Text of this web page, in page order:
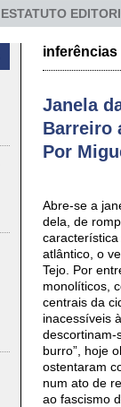
ESTATUTO
inferências
Janela
Barreiro
Por
Abre-se a
dela, de
atlântico, o
Tejo. Por
monolíticos,
centrais da
inacessíveis
descortinam-
burro”, hoje
ostentaram
num ato de
ao fascismo